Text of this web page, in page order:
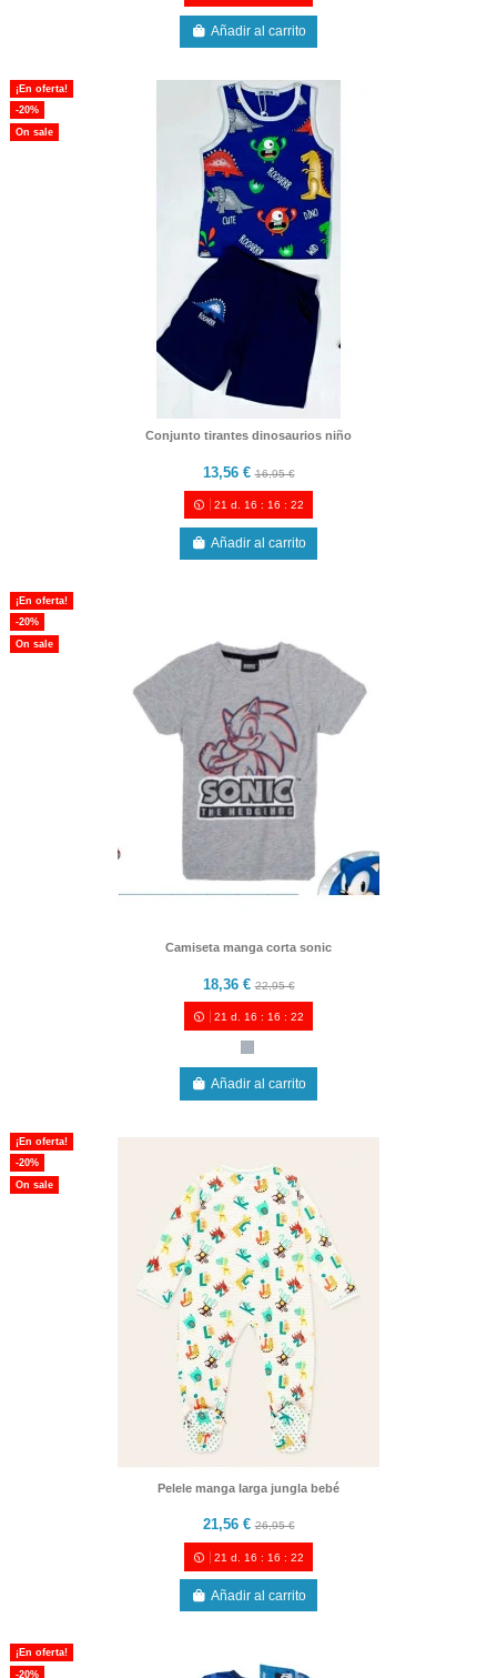
Añadir al carrito
¡En oferta!
-20%
On sale
Conjunto tirantes dinosaurios niño
13,56 €16,95 €
21 d. 16 : 16 :21
Añadir al carrito
¡En oferta!
-20%
On sale
Camiseta manga corta sonic
18,36 €22,95 €
21 d. 16 : 16 :21
Añadir al carrito
¡En oferta!
-20%
On sale
Pelele manga larga jungla bebé
21,56 €26,95 €
21 d. 16 : 16 :21
Añadir al carrito
¡En oferta!
-20%